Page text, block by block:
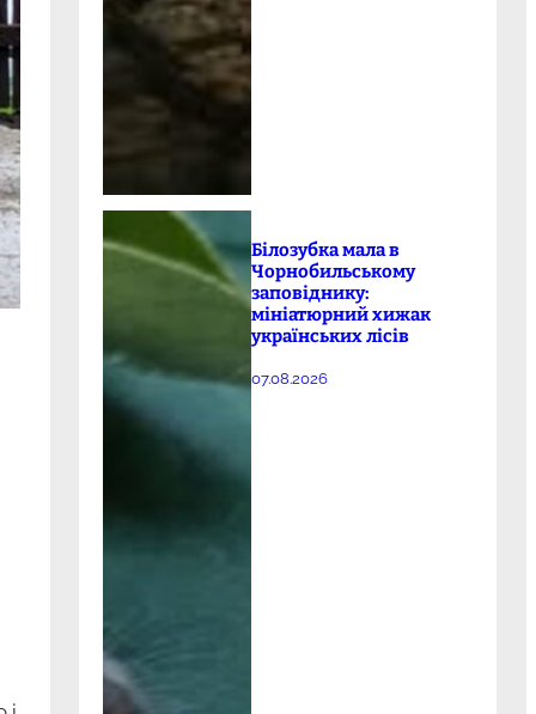
Білозубка мала в
Чорнобильському
заповіднику:
мініатюрний хижак
українських лісів
07.08.2026